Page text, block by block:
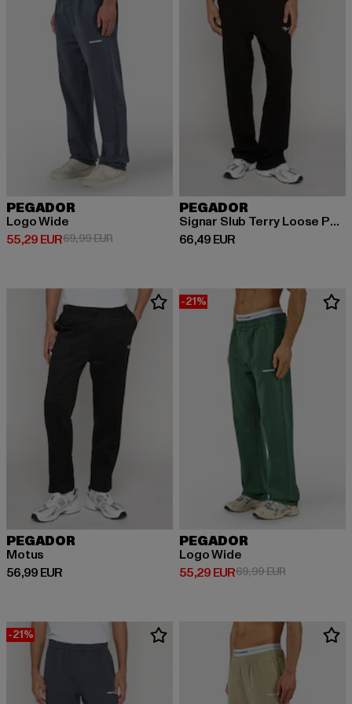
PEGADOR
Logo Wide
55,29 EUR
Prix courant: 55,29 EUR
69,99 EURPrix en promotion: 69,99 EUR
PEGADOR
Signar Slub Terry Loose Pants
66,49 EUR
Prix courant: 66,49 EUR
PEGADOR
Motus
56,99 EUR
Prix courant: 56,99 EUR
-21%
PEGADOR
Logo Wide
55,29 EUR
Prix courant: 55,29 EUR
69,99 EURPrix en
-21%